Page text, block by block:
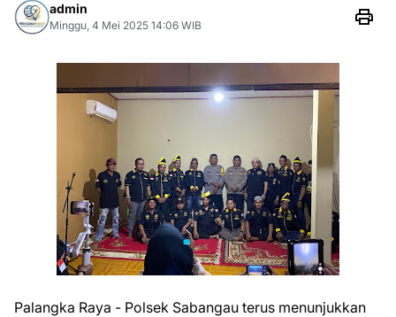
admin
Minggu, 4 Mei 2025 14:06 WIB
Palangka Raya - Polsek Sabangau terus menunjukkan